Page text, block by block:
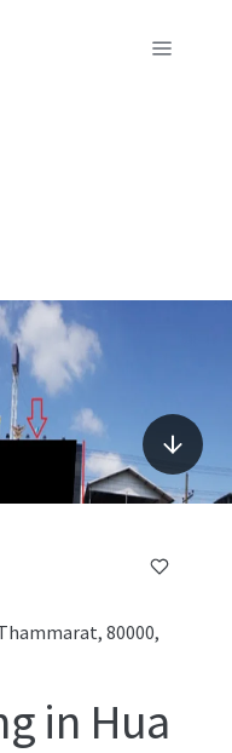
80000,
in Hua